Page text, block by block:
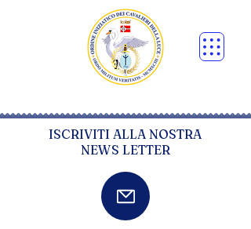
ISCRIVITI ALLA NOSTRA
NEWS LETTER